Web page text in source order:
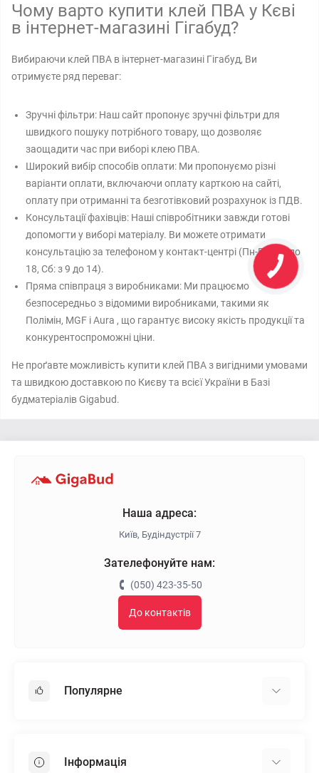
Чому варто купити клей ПВА у Кєві
в інтернет-магазині Гігабуд?
Вибираючи клей ПВА в інтернет-магазині Гігабуд, Ви
отримуєте ряд переваг:
Зручні фільтри: Наш сайт пропонує зручні фільтри для
швидкого пошуку потрібного товару, що дозволяє
заощадити час при виборі клею ПВА.
Широкий вибір способів оплати: Ми пропонуємо різні
варіанти оплати, включаючи оплату карткою на сайті,
оплату при отриманні та безготівковий розрахунок із ПДВ.
Консультації фахівців: Наші співробітники завжди готові
допомогти у виборі матеріалу. Ви можете отримати
консультацію за телефоном у контакт-центрі (Пн-Пт: з 8 до
18, Сб: з 9 до 14).
Пряма співпраця з виробниками: Ми працюємо
безпосередньо з відомими виробниками, такими як
Полімін, MGF і Aura , що гарантує високу якість продукції та
конкурентоспроможні ціни.
Не проґавте можливість купити клей ПВА з вигідними умовами
та швидкою доставкою по Києву та всієї України в Базі
будматеріалів Gigabud.
Наша адреса:
Київ, Будіндустрії 7
Зателефонуйте нам:
(050) 423-35-50
До контактів
Популярне
Пінопласт
Інформація